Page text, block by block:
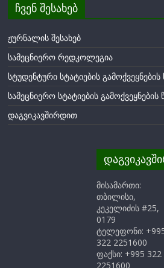
ჩვენ შესახებ
ჟურნალის შესახებ
სამეცნიერო რედკოლეგია
სტუდენტური სტატიების გამოქვეყნების
სამეცნიერო სტატიების გამოქვეყნების
დაგვიკავშირდით
მისამართი:
თბილისი,
კეკელიძის #25,
0179
ტელეფონი:
322 2251600
ფაქსი: +995 322
2251600